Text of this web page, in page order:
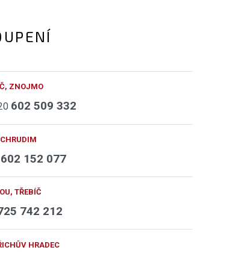
ZNOJMO
602 509 332
602 152 077
TŘEBÍČ
742 212
HRADEC